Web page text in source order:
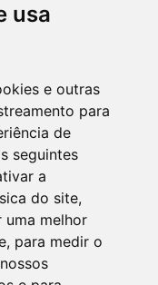
usa
e outras
para
de
seguintes
a
do site,
melhor
, para medir o
PÚBLICA